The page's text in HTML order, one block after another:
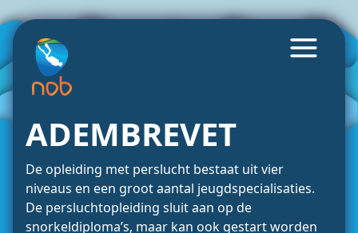
ADEMBREVET
De opleiding met perslucht bestaat uit vier
niveaus en een groot aantal jeugdspecialisaties.
De persluchtopleiding sluit aan op de
snorkeldiploma’s, maar kan ook gestart worden